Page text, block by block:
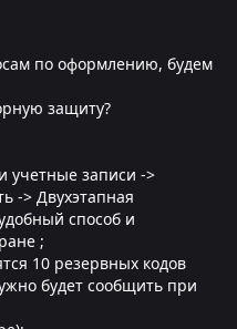
по оформлению, будем
защиту?
учетные записи ->
-> Двухэтапная
способ и
;
10 резервных кодов
будет сообщить при